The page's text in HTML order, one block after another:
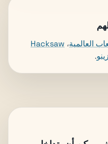
العالمية، Hacksaw
.